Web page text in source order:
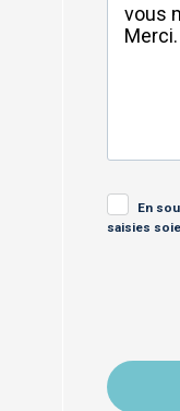
En
saisies